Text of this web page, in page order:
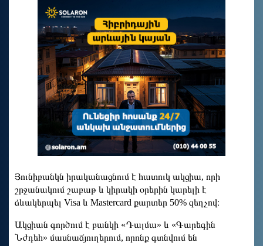
Յունիբանկն իրականացնում է հատուկ ակցիա, որի
շրջանակում շաբաթ և կիրակի օրերին կարելի է
ձևակերպել Visa և Mastercard քարտեր 50% զեղչով։
Ակցիան գործում է բանկի «Դալմա» և «Գարեգին
Նժդեհ» մասնաճյուղերում, որոնք գտնվում են